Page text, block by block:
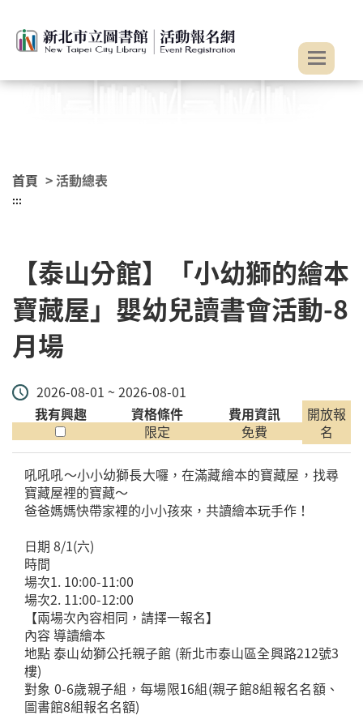
首頁 > 活動總表
:::
【泰山分館】「小幼獅的繪本
寶藏屋」嬰幼兒讀書會活動-8
月場
2026-08-01 ~ 2026-08-01
我有興趣
資格條件
限定
費用資訊
免費
開放報
名
吼吼吼～小小幼獅長大囉，在滿藏繪本的寶藏屋，找尋
寶藏屋裡的寶藏～
爸爸媽媽快帶家裡的小小孩來，共讀繪本玩手作！
日期 8/1(六)
時間
場次1. 10:00-11:00
場次2. 11:00-12:00
【兩場次內容相同，請擇一報名】
內容 導讀繪本
地點 泰山幼獅公托親子館 (新北市泰山區全興路212號3
樓)
對象 0-6歲親子組，每場限16組(親子館8組報名名額、
圖書館8組報名名額)